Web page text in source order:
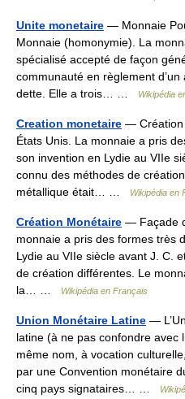
Unite monetaire — Monnaie
Monnaie (homonymie). La
spécialisé accepté de façon
communauté en règlement
dette. Elle a trois… …
Wikipédia
Creation monetaire — Création
États Unis. La monnaie a pris
son invention en Lydie au VIIe
connu des méthodes de
métallique était… …
Wikipédia en
Création Monétaire — Façade
monnaie a pris des formes très
Lydie au VIIe siècle avant J. C.
de création différentes. Le
la… …
Wikipédia en Français
Union Monétaire Latine —
latine (à ne pas confondre avec
même nom, à vocation
par une Convention monétaire
cinq pays signataires… …